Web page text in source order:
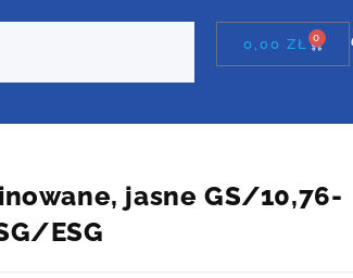
0,00ZŁ 0
jasne GS/10,76-
ESG